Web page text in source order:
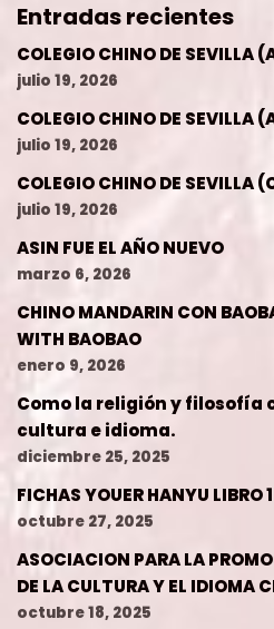
Entradas recientes
COLEGIO CHINO DE SEVILLA
julio 19, 2026
COLEGIO CHINO DE SEVILLA
julio 19, 2026
COLEGIO CHINO DE SEVILLA
julio 19, 2026
ASIN FUE EL AÑO NUEVO
marzo 6, 2026
CHINO MANDARIN CON
WITH BAOBAO
enero 9, 2026
Como la religión y filosofía
cultura e idioma.
diciembre 25, 2025
FICHAS YOUER HANYU LIBRO 1
octubre 27, 2025
ASOCIACION PARA LA
DE LA CULTURA Y EL IDIOMA
octubre 18, 2025